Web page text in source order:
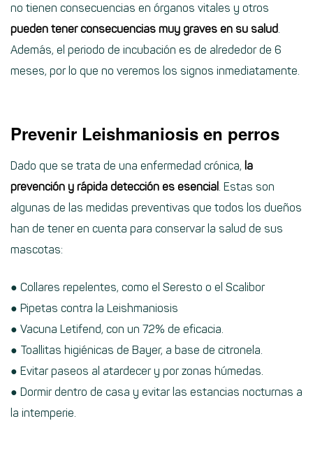
no tienen consecuencias en órganos vitales y otros
pueden tener consecuencias muy graves en su salud
Además, el periodo de incubación es de alrededor de 6
meses, por lo que no veremos los signos inmediatamente.
Prevenir Leishmaniosis en perros
Dado que se trata de una enfermedad crónica, la
prevención y rápida detección es esencial . Estas son
algunas de las medidas preventivas que todos los dueños
han de tener en cuenta para conservar la salud de sus
mascotas:
● Collares repelentes, como el Seresto o el Scalibor
● Pipetas contra la Leishmaniosis
● Vacuna Letifend, con un 72% de eficacia.
● Toallitas higiénicas de Bayer, a base de citronela.
● Evitar paseos al atardecer y por zonas húmedas.
● Dormir dentro de casa y evitar las estancias nocturnas a
la intemperie.